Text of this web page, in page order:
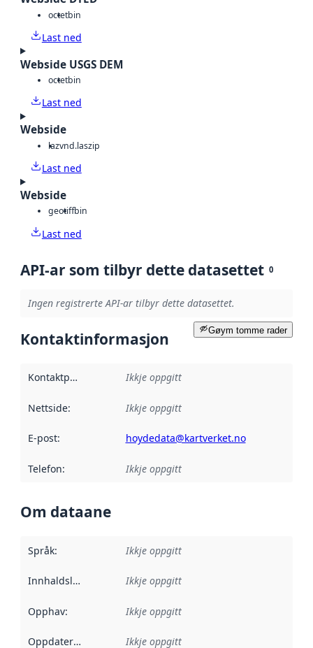
octetbin
Last ned
Webside USGS DEM
octetbin
Last ned
Webside
lazvnd.laszip
Last ned
Webside
geotiffbin
Last ned
API-ar som tilbyr dette datasettet 0
Ingen registrerte API-ar tilbyr dette datasettet.
Gøym tomme rader
Kontaktinformasjon
Kontaktpunkt Ikkje oppgitt
Nettside: Ikkje oppgitt
E-post: hoydedata@kartverket.no
Telefon: Ikkje oppgitt
Om dataane
Språk: Ikkje oppgitt
Innhaldsleverandørar :
Ikkje oppgitt
Opphav: Ikkje oppgitt
Oppdateringsfrekvens :
Ikkje oppgitt